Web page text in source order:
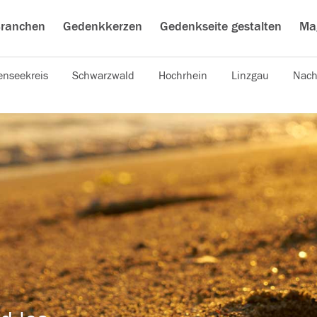
Gedenkkerzen Gedenkseite gestalten
Schwarzwald Hochrhein Linzgau